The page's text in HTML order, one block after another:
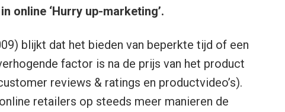
online ‘Hurry up-marketing’.
blijkt dat het bieden van beperkte tijd of een
factor is na de prijs van het product
reviews & ratings en productvideo’s).
retailers op steeds meer manieren de